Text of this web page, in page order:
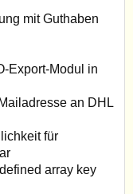
mit Guthaben
Export-Modul in
an DHL
für
array key